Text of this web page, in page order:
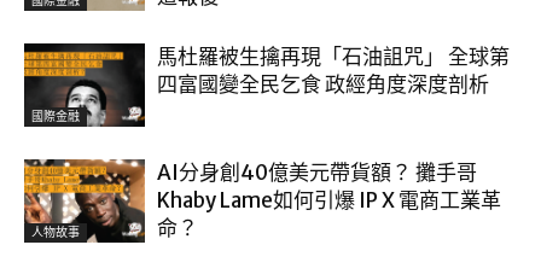
國際金融
馬杜羅被生擒再現「石油詛咒」 全球第
四富國變全民乞食 政經角度深度剖析
人物故事
AI分身創40億美元帶貨額？ 攤手哥
Khaby Lame如何引爆 IP X 電商工業革
命？